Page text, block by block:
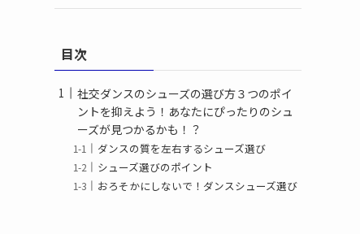
目次
社交ダンスのシューズの選び方３つのポイ
ントを抑えよう！あなたにぴったりのシュ
ーズが見つかるかも！？
ダンスの質を左右するシューズ選び
シューズ選びのポイント
おろそかにしないで！ダンスシューズ選び